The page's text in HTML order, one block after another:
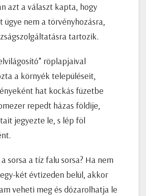
azt a választ kapta, hogy
ügye nem a törvényhozásra,
tartozik.
röplapjaival
a környék településeit,
hat kockás füzetbe
repedt házas földije,
jegyezte le, s lép föl
sorsa a tíz falu sorsa? Ha nem
két évtizeden belül, akkor
veheti meg és dózarolhatja le